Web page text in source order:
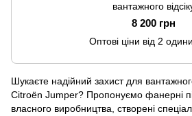
вантажного
8 200 грн
Оптові ціни від 2
Шукаєте надійний захист для
Citroën Jumper? Пропонуємо фанерні
власного виробництва, створені